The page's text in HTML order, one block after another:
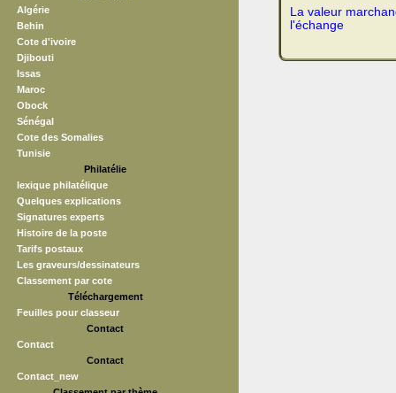
Algérie
Behin
Cote d'ivoire
Djibouti
Issas
Maroc
Obock
Sénégal
Cote des Somalies
Tunisie
Philatélie
lexique philatélique
Quelques explications
Signatures experts
Histoire de la poste
Tarifs postaux
Les graveurs/dessinateurs
Classement par cote
Téléchargement
Feuilles pour classeur
Contact
Contact
Contact
Contact_new
La valeur
l'échange